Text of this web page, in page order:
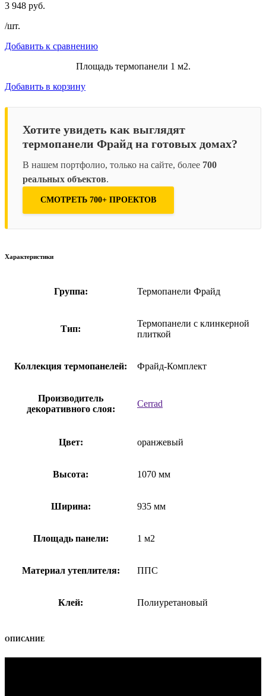
3 948 руб.
/шт.
Добавить к сравнению
Площадь термопанели 1 м2.
Добавить в корзину
Хотите увидеть как выглядят
термопанели Фрайд на готовых домах?
В нашем портфолио, только на сайте, более 700
реальных объектов.
СМОТРЕТЬ 700+ ПРОЕКТОВ
Характеристики
Группа: Термопанели Фрайд
Тип:
Термопанели с клинкерной
плиткой
Коллекция термопанелей: Фрайд-Комплект
Производитель
декоративного слоя:
Cerrad
Цвет: оранжевый
Высота: 1070 мм
Ширина: 935 мм
Площадь панели: 1 м2
Материал утеплителя: ППС
Клей: Полиуретановый
ОПИСАНИЕ